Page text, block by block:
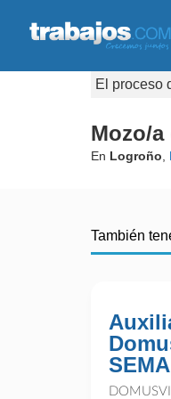
El proceso
Mozo/a
En Logroño
También
DOMUSVI